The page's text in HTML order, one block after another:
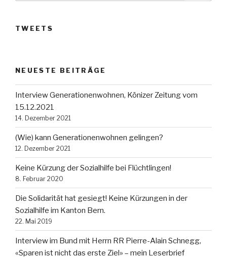
TWEETS
NEUESTE BEITRÄGE
Interview Generationenwohnen, Könizer Zeitung vom
15.12.2021
14. Dezember 2021
(Wie) kann Generationenwohnen gelingen?
12. Dezember 2021
Keine Kürzung der Sozialhilfe bei Flüchtlingen!
8. Februar 2020
Die Solidarität hat gesiegt! Keine Kürzungen in der
Sozialhilfe im Kanton Bern.
22. Mai 2019
Interview im Bund mit Herrn RR Pierre-Alain Schnegg,
«Sparen ist nicht das erste Ziel» – mein Leserbrief